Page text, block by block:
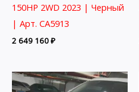
150HP 2WD 2023 | Черный
| Арт. CA5913
2 649 160₽